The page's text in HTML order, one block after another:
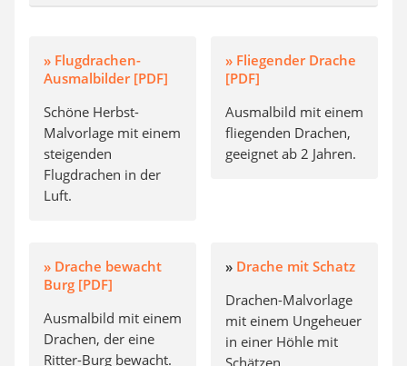
» Flugdrachen-
Ausmalbilder [PDF]
Schöne Herbst-
Malvorlage mit einem
steigenden
Flugdrachen in der
Luft.
» Fliegender Drache
[PDF]
Ausmalbild mit einem
fliegenden Drachen,
geeignet ab 2 Jahren.
» Drache bewacht
Burg [PDF]
Ausmalbild mit einem
Drachen, der eine
Ritter-Burg bewacht.
» Drache mit Schatz
Drachen-Malvorlage
mit einem Ungeheuer
in einer Höhle mit
Schätzen.